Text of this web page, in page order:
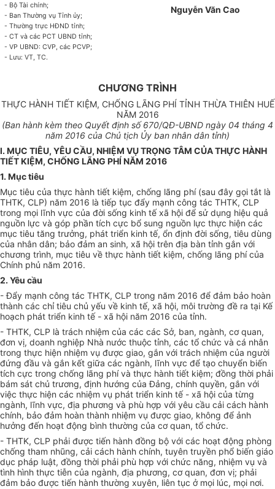
- Bộ Tài chính;
- Ban Thường vụ Tỉnh ủy;
- Thường trực HĐND tỉnh;
- CT và các PCT UBND tỉnh;
- VP UBND: CVP, các PCVP;
- Lưu: VT, TC.
Nguyễn Văn Cao
CHƯƠNG TRÌNH
THỰC HÀNH TIẾT KIỆM, CHỐNG LÃNG PHÍ TỈNH THỪA THIÊN HUẾ
NĂM 2016
(Ban hành kèm theo Quyết định số 670/QĐ-UBND ngày 04 tháng 4
năm 2016 của Chủ tịch Ủy ban nhân dân tỉnh)
I. MỤC TIÊU, YÊU CẦU, NHIỆM VỤ TRỌNG TÂM CỦA THỰC HÀNH
TIẾT KIỆM, CHỐNG LÃNG PHÍ NĂM 2016
1. Mục tiêu
Mục tiêu của thực hành tiết kiệm, chống lãng phí (sau đây gọi tắt là
THTK, CLP) năm 2016 là tiếp tục đẩy mạnh công tác THTK, CLP
trong mọi lĩnh vực của đời sống kinh tế xã hội để sử dụng hiệu quả
nguồn lực và góp phần tích cực bổ sung nguồn lực thực hiện các
mục tiêu tăng trưởng, phát triển kinh tế, ổn định đời sống, tiêu dùng
của nhân dân; bảo đảm an sinh, xã hội trên địa bàn tỉnh gắn với
chương trình, mục tiêu về thực hành tiết kiệm, chống lãng phí của
Chính phủ năm 2016.
2. Yêu cầu
- Đẩy mạnh công tác THTK, CLP trong năm 2016 để đảm bảo hoàn
thành các chỉ tiêu chủ yếu về kinh tế, xã hội, môi trường đề ra tại Kế
hoạch phát triển kinh tế - xã hội năm 2016 của tỉnh.
- THTK, CLP là trách nhiệm của các các Sở, ban, ngành, cơ quan,
đơn vị, doanh nghiệp Nhà nước thuộc tỉnh, các tổ chức và cá nhân
trong thực hiện nhiệm vụ được giao, gắn với trách nhiệm của người
đứng đầu và gắn kết giữa các ngành, lĩnh vực để tạo chuyển biến
tích cực trong chống lãng phí và thực hành tiết kiệm; đồng thời phải
bám sát chủ trương, định hướng của Đảng, chính quyền, gắn với
việc thực hiện các nhiệm vụ phát triển kinh tế - xã hội của từng
ngành, lĩnh vực, địa phương và phù hợp với yêu cầu cải cách hành
chính, bảo đảm hoàn thành nhiệm vụ được giao, không để ảnh
hưởng đến hoạt động bình thường của cơ quan, tổ chức.
- THTK, CLP phải được tiến hành đồng bộ với các hoạt động phòng
chống tham nhũng, cải cách hành chính, tuyên truyền phổ biến giáo
dục pháp luật, đồng thời phải phù hợp với chức năng, nhiệm vụ và
tình hình thực tiễn của ngành, địa phương, cơ quan, đơn vị; phải
đảm bảo được tiến hành thường xuyên, liên tục ở mọi lúc, mọi nơi.